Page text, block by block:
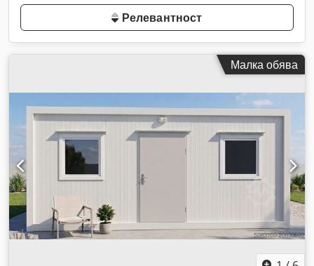
Релевантност
Малка обява